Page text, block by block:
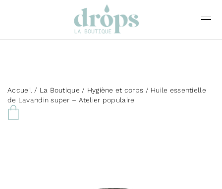
Accueil / La Boutique / Hygiène et corps / Huile essentielle
de Lavandin super – Atelier populaire